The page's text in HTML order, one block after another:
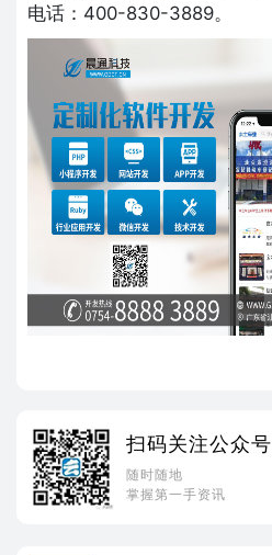
电话：400-830-3889。
扫码关注公众号
随时随地
掌握第一手资讯